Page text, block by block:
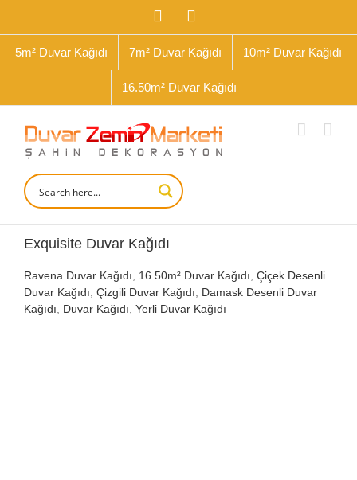
Facebook
5m² Duvar Kağıdı 7m² Duvar Kağıdı 10m² Duvar Kağıdı
16.50m² Duvar Kağıdı
Exquisite Duvar Kağıdı
Ravena Duvar Kağıdı 16.50m² Duvar Kağıdı Çiçek Desenli
Duvar Kağıdı Çizgili Duvar Kağıdı
Damask Desenli Duvar
Kağıdı
Duvar Kağıdı Yerli Duvar Kağıdı